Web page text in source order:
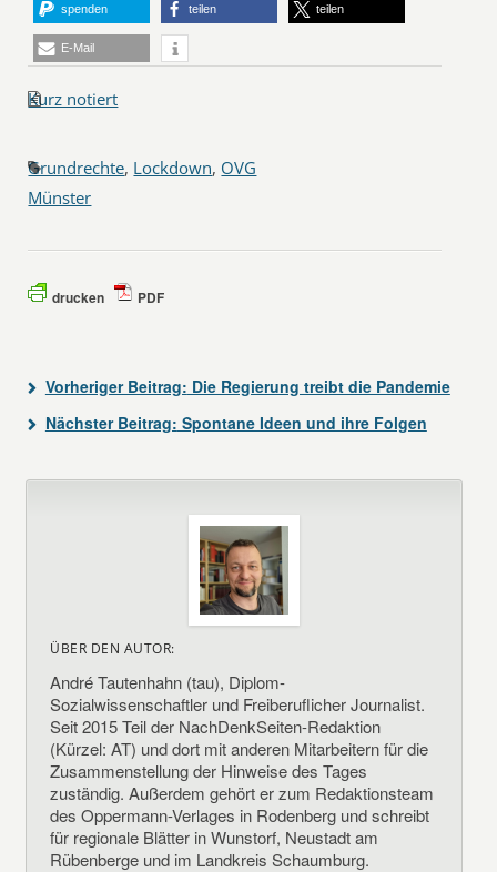
spenden teilen teilen
E-Mail
Kurz notiert
Grundrechte, Lockdown, OVG
Münster
drucken PDF
Vorheriger Beitrag: Die Regierung treibt die Pandemie
Nächster Beitrag: Spontane Ideen und ihre Folgen
ÜBER DEN AUTOR:
André Tautenhahn (tau), Diplom-
Sozialwissenschaftler und Freiberuflicher Journalist.
Seit 2015 Teil der NachDenkSeiten-Redaktion
(Kürzel: AT) und dort mit anderen Mitarbeitern für die
Zusammenstellung der Hinweise des Tages
zuständig. Außerdem gehört er zum Redaktionsteam
des Oppermann-Verlages in Rodenberg und schreibt
für regionale Blätter in Wunstorf, Neustadt am
Rübenberge und im Landkreis Schaumburg.